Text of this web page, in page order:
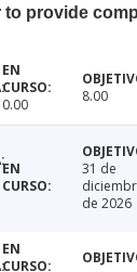
provide
0.00 8.00
31 de
de 2026